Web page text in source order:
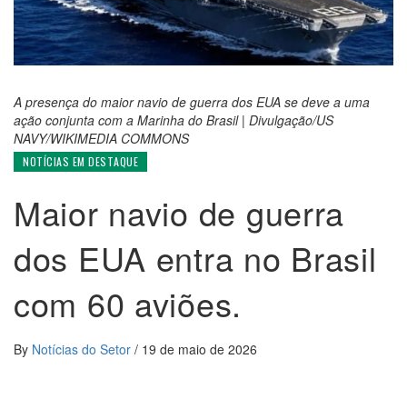
A presença do maior navio de guerra dos EUA se deve a uma
ação conjunta com a Marinha do Brasil | Divulgação/US
NAVY/WIKIMEDIA COMMONS
NOTÍCIAS EM DESTAQUE
Maior navio de guerra
dos EUA entra no Brasil
com 60 aviões.
By Notícias do Setor / 19 de maio de 2026